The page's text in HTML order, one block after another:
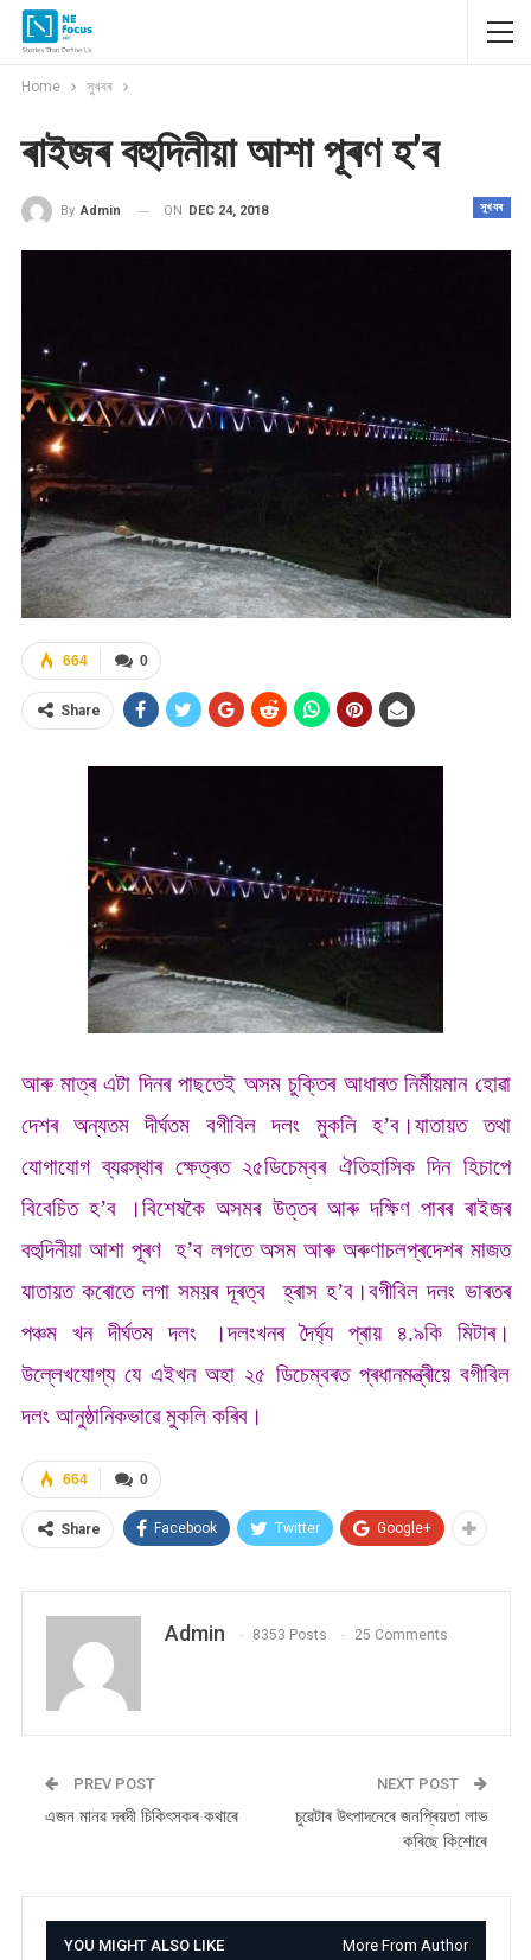
Home সুখবৰ
ৰাইজৰ বহুদিনীয়া আশা পূৰণ হ’ব
সুখবৰ
By Admin ON DEC 24, 2018
0
664
Share
আৰু মাত্ৰ এটা দিনৰ পাছতেই অসম চুক্তিৰ আধাৰত নিৰ্মীয়মান হোৱা
দেশৰ অন্যতম দীৰ্ঘতম বগীবিল দলং মুকলি হ’ব।যাতায়ত তথা
যোগাযোগ ব্যৱস্থাৰ ক্ষেত্ৰত ২৫ডিচেম্বৰ ঐতিহাসিক দিন হিচাপে
বিবেচিত হ’ব ।বিশেষকৈ অসমৰ উত্তৰ আৰু দক্ষিণ পাৰৰ ৰাইজৰ
বহুদিনীয়া আশা পূৰণ হ’ব লগতে অসম আৰু অৰুণাচলপ্ৰদেশৰ মাজত
যাতায়ত কৰোতে লগা সময়ৰ দূৰত্ব হ্ৰাস হ’ব।বগীবিল দলং ভাৰতৰ
পঞ্চম খন দীৰ্ঘতম দলং ।দলংখনৰ দৈৰ্ঘ্য প্ৰায় ৪.৯কি মিটাৰ।
উল্লেখযোগ্য যে এইখন অহা ২৫ ডিচেম্বৰত প্ৰধানমন্ত্ৰীয়ে বগীবিল
দলং আনুষ্ঠানিকভাৱে মুকলি কৰিব।
0
664
Share Facebook Twitter Google+
Admin 8353 Posts 25 Comments
PREV POST
এজন মানৱ দৰদী চিকিৎসকৰ কথাৰে
NEXT POST
চুৱেটাৰ উৎপাদনেৰে জনপ্ৰিয়তা লাভ
কৰিছে কিশোৰে
YOU MIGHT ALSO LIKE More From Author